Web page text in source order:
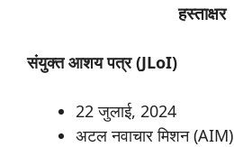
हस्ताक्षर
संयुक्तआशयपत्र (JLoI)
22 जुलाई, 2024
अटल नवाचार मिशन (AIM)